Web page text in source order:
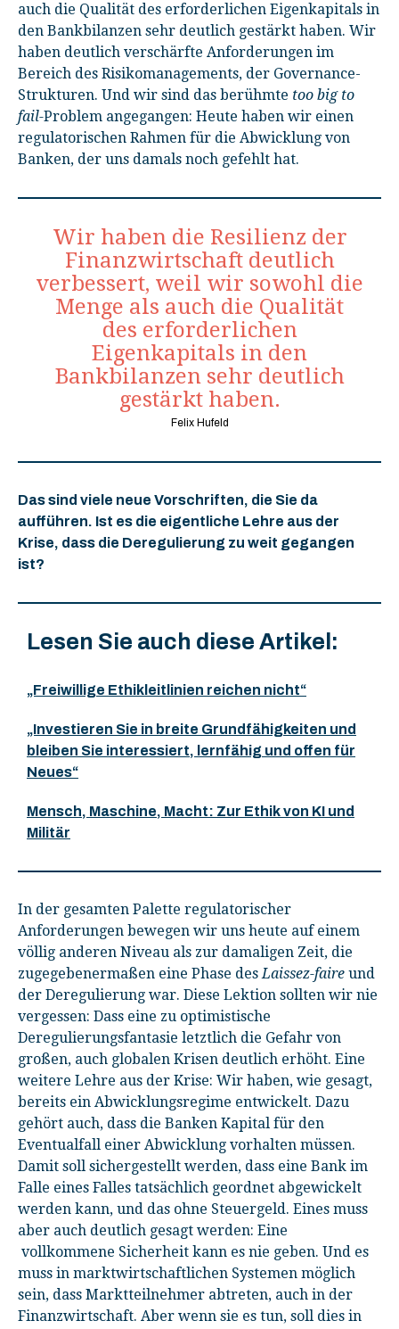
auch die Qualität des erforderlichen Eigenkapitals in
den Bankbilanzen sehr deutlich gestärkt haben. Wir
haben deutlich verschärfte Anforderungen im
Bereich des Risikomanagements, der Governance-
Strukturen. Und wir sind das berühmte too big to
fail-Problem angegangen: Heute haben wir einen
regulatorischen Rahmen für die Abwicklung von
Banken, der uns damals noch gefehlt hat.
Wir haben die Resilienz der
Finanzwirtschaft deutlich
verbessert, weil wir sowohl die
Menge als auch die Qualität
des erforderlichen
Eigenkapitals in den
Bankbilanzen sehr deutlich
gestärkt haben.
Felix Hufeld
Das sind viele neue Vorschriften, die Sie da
aufführen. Ist es die eigentliche Lehre aus der
Krise, dass die Deregulierung zu weit gegangen
ist?
Lesen Sie auch diese Artikel:
„Freiwillige Ethikleitlinien reichen nicht“
„Investieren Sie in breite Grundfähigkeiten und
bleiben Sie interessiert, lernfähig und offen für
Neues“
Mensch, Maschine, Macht: Zur Ethik von KI und
Militär
In der gesamten Palette regulatorischer
Anforderungen bewegen wir uns heute auf einem
völlig anderen Niveau als zur damaligen Zeit, die
zugegebenermaßen eine Phase desLaissez-faire und
der Deregulierung war. Diese Lektion sollten wir nie
vergessen: Dass eine zu optimistische
Deregulierungsfantasie letztlich die Gefahr von
großen, auch globalen Krisen deutlich erhöht. Eine
weitere Lehre aus der Krise: Wir haben, wie gesagt,
bereits ein Abwicklungsregime entwickelt. Dazu
gehört auch, dass die Banken Kapital für den
Eventualfall einer Abwicklung vorhalten müssen.
Damit soll sichergestellt werden, dass eine Bank im
Falle eines Falles tatsächlich geordnet abgewickelt
werden kann, und das ohne Steuergeld. Eines muss
aber auch deutlich gesagt werden: Eine
vollkommene Sicherheit kann es nie geben. Und es
muss in marktwirtschaftlichen Systemen möglich
sein, dass Marktteilnehmer abtreten, auch in der
Finanzwirtschaft. Aber wenn sie es tun, soll dies in